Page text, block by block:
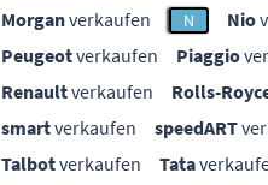
Morganverkaufen N Nio
Peugeotverkaufen Piaggio
Renaultverkaufen Rolls-
smartverkaufen speedART
Talbotverkaufen Tata